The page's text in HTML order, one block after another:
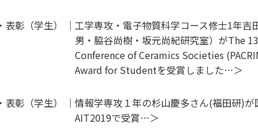
表彰（学生）
工学専攻・電子物質科学コース修士1年吉
男・脇谷尚樹・坂元尚紀研究室）がThe
Conference of Ceramics Societies
Award for Studentを受賞しました
表彰（学生）
情報学専攻１年の杉山慶多さん(福田研)が
AIT2019で受賞